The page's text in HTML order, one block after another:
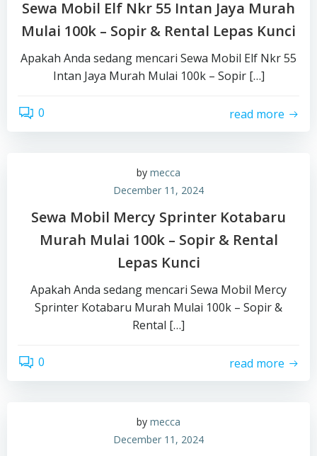
Sewa Mobil Elf Nkr 55 Intan Jaya Murah
Mulai 100k – Sopir & Rental Lepas Kunci
Apakah Anda sedang mencari Sewa Mobil Elf Nkr 55
Intan Jaya Murah Mulai 100k – Sopir […]
0 read more
by mecca
December 11, 2024
Sewa Mobil Mercy Sprinter Kotabaru
Murah Mulai 100k – Sopir & Rental
Lepas Kunci
Apakah Anda sedang mencari Sewa Mobil Mercy
Sprinter Kotabaru Murah Mulai 100k – Sopir &
Rental […]
0 read more
by mecca
December 11, 2024